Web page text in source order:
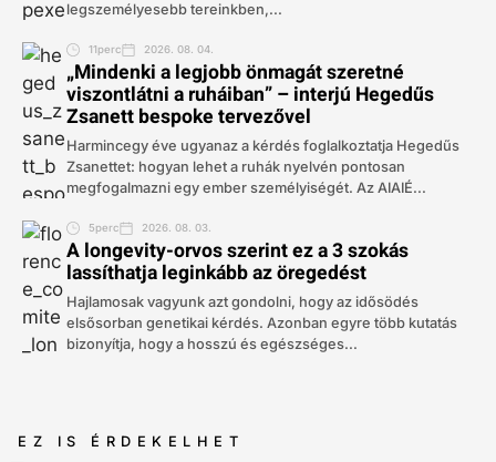
legszemélyesebb tereinkben,...
11perc 2026. 08. 04.
„Mindenki a legjobb önmagát szeretné
viszontlátni a ruháiban” – interjú Hegedűs
Zsanett bespoke tervezővel
Harmincegy éve ugyanaz a kérdés foglalkoztatja Hegedűs
Zsanettet: hogyan lehet a ruhák nyelvén pontosan
megfogalmazni egy ember személyiségét. Az AIAIÉ...
5perc 2026. 08. 03.
A longevity-orvos szerint ez a 3 szokás
lassíthatja leginkább az öregedést
Hajlamosak vagyunk azt gondolni, hogy az idősödés
elsősorban genetikai kérdés. Azonban egyre több kutatás
bizonyítja, hogy a hosszú és egészséges...
EZ IS ÉRDEKELHET